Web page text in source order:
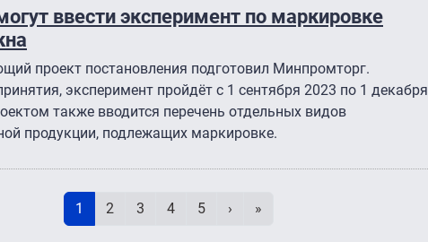
ввести эксперимент по маркировке
проект постановления подготовил Минпромторг.
эксперимент пройдёт с 1 сентября 2023 по 1 декабря
также вводится перечень отдельных видов
продукции, подлежащих маркировке.
Текущая страница
1 Page
2 Page
3 Page
4 Page
5 Следующая страница
› Последняя страница
»